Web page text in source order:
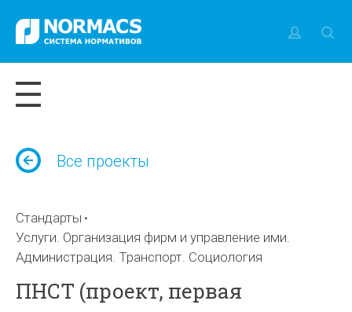
Все проекты
Стандарты
Услуги. Организация фирм и управление ими.
Администрация. Транспорт. Социология
ПНСТ (проект, первая